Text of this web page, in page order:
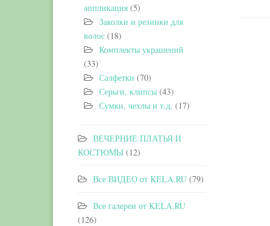
аппликация (5)
Заколки и резинки для
волос (18)
Комплекты украшений
(33)
Салфетки (70)
Серьги, клипсы (43)
Сумки, чехлы и т.д. (17)
ВЕЧЕРНИЕ ПЛАТЬЯ И
КОСТЮМЫ (12)
Все ВИДЕО от KELA.RU (79)
Все галереи от KELA.RU
(126)